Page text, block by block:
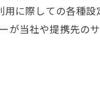
に際しての各種
当社や提携先の